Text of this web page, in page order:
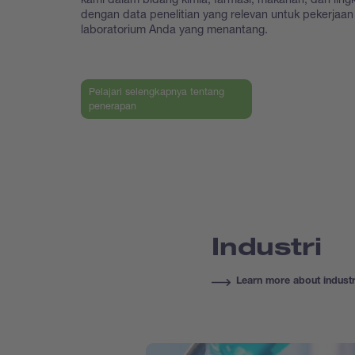
dengan data penelitian yang relevan untuk pekerjaan
laboratorium Anda yang menantang.
Pelajari selengkapnya tentang
penerapan
Industri
Learn more about